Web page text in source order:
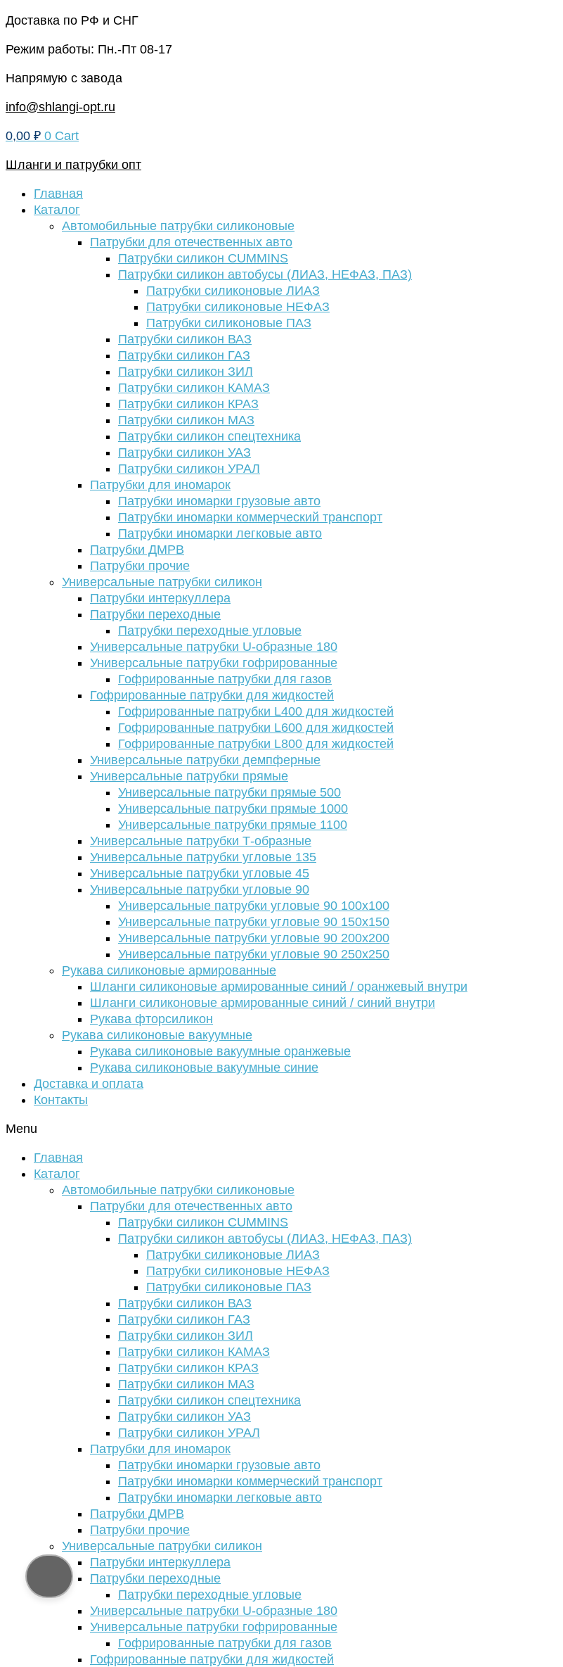
Перейти
содержимому
Доставка по РФ и СНГ
Режим работы: Пн.-Пт 08-17
Напрямую с завода
info@shlangi-opt.ru
0,00 ₽ 0 Cart
Шланги и патрубки опт
Главная
Каталог
Автомобильные патрубки силиконовые
Патрубки для отечественных авто
Патрубки силикон CUMMINS
Патрубки силикон автобусы (ЛИАЗ, НЕФАЗ, ПАЗ)
Патрубки силиконовые ЛИАЗ
Патрубки силиконовые НЕФАЗ
Патрубки силиконовые ПАЗ
Патрубки силикон ВАЗ
Патрубки силикон ГАЗ
Патрубки силикон ЗИЛ
Патрубки силикон КАМАЗ
Патрубки силикон КРАЗ
Патрубки силикон МАЗ
Патрубки силикон спецтехника
Патрубки силикон УАЗ
Патрубки силикон УРАЛ
Патрубки для иномарок
Патрубки иномарки грузовые авто
Патрубки иномарки коммерческий транспорт
Патрубки иномарки легковые авто
Патрубки ДМРВ
Патрубки прочие
Универсальные патрубки силикон
Патрубки интеркуллера
Патрубки переходные
Патрубки переходные угловые
Универсальные патрубки U-образные 180
Универсальные патрубки гофрированные
Гофрированные патрубки для газов
Гофрированные патрубки для жидкостей
Гофрированные патрубки L400 для жидкостей
Гофрированные патрубки L600 для жидкостей
Гофрированные патрубки L800 для жидкостей
Универсальные патрубки демпферные
Универсальные патрубки прямые
Универсальные патрубки прямые 500
Универсальные патрубки прямые 1000
Универсальные патрубки прямые 1100
Универсальные патрубки Т-образные
Универсальные патрубки угловые 135
Универсальные патрубки угловые 45
Универсальные патрубки угловые 90
Универсальные патрубки угловые 90 100х100
Универсальные патрубки угловые 90 150х150
Универсальные патрубки угловые 90 200х200
Универсальные патрубки угловые 90 250х250
Рукава силиконовые армированные
Шланги силиконовые армированные синий / оранжевый внутри
Шланги силиконовые армированные синий / синий внутри
Рукава фторсиликон
Рукава силиконовые вакуумные
Рукава силиконовые вакуумные оранжевые
Рукава силиконовые вакуумные синие
Доставка и оплата
Контакты
Menu
Главная
Каталог
Автомобильные патрубки силиконовые
Патрубки для отечественных авто
Патрубки силикон CUMMINS
Патрубки силикон автобусы (ЛИАЗ, НЕФАЗ, ПАЗ)
Патрубки силиконовые ЛИАЗ
Патрубки силиконовые НЕФАЗ
Патрубки силиконовые ПАЗ
Патрубки силикон ВАЗ
Патрубки силикон ГАЗ
Патрубки силикон ЗИЛ
Патрубки силикон КАМАЗ
Патрубки силикон КРАЗ
Патрубки силикон МАЗ
Патрубки силикон спецтехника
Патрубки силикон УАЗ
Патрубки силикон УРАЛ
Патрубки для иномарок
Патрубки иномарки грузовые авто
Патрубки иномарки коммерческий транспорт
Патрубки иномарки легковые авто
Патрубки ДМРВ
Патрубки прочие
Универсальные патрубки силикон
Патрубки интеркуллера
Патрубки переходные
Патрубки переходные угловые
Универсальные патрубки U-образные 180
Универсальные патрубки гофрированные
Гофрированные патрубки для газов
Гофрированные патрубки для жидкостей